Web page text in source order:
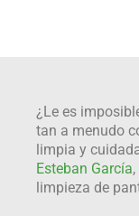
¿Le es
tan a menudo
limpia y
Esteban García
limpieza de